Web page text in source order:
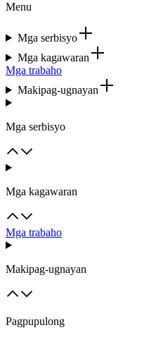
Menu
Mga serbisyo
Mga kagawaran
Mga trabaho
Makipag-ugnayan
Mga serbisyo
Mga kagawaran
Mga trabaho
Makipag-ugnayan
Pagpupulong